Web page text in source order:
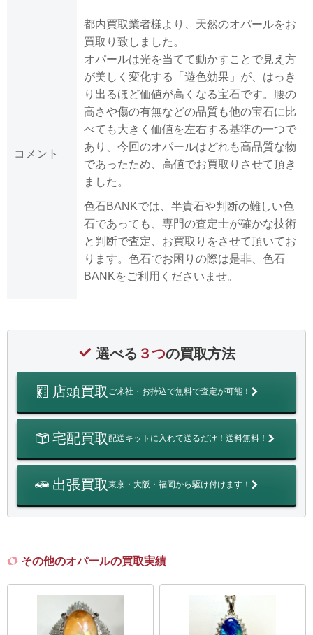
コメント
都内買取業者様より、天然のオパールをお
買取り致しました。
オパールは光を当てて動かすことで見え方
が美しく変化する「遊色効果」が、はっき
り出るほど価値が高くなる宝石です。腰の
高さや傷の有無などの品質も他の宝石に比
べても大きく価値を左右する基準の一つで
あり、今回のオパールはどれも高品質な物
であったため、高値でお買取りさせて頂き
ました。
色石BANKでは、半貴石や判断の難しい色
石であっても、専門の査定士が確かな技術
と判断で査定、お買取りをさせて頂いてお
ります。色石でお困りの際は是非、色石
BANKをご利用くださいませ。
選べる ３つの買取方法
店頭買取 ご来社・お持込で無料で査定が可能！
宅配買取配送キットに入れて送るだけ！送料無料！
出張買取東京・大阪・福岡から駆け付けます！
その他のオパールの買取実績